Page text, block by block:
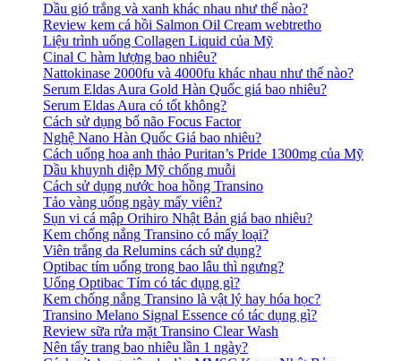
Dầu gió trắng và xanh khác nhau như thế nào?
Review kem cá hồi Salmon Oil Cream webtretho
Liệu trình uống Collagen Liquid của Mỹ
Cinal C hàm lượng bao nhiêu?
Nattokinase 2000fu và 4000fu khác nhau như thế nào?
Serum Eldas Aura Gold Hàn Quốc giá bao nhiêu?
Serum Eldas Aura có tốt không?
Cách sử dụng bổ não Focus Factor
Nghệ Nano Hàn Quốc Giá bao nhiêu?
Cách uống hoa anh thảo Puritan’s Pride 1300mg của Mỹ
Dầu khuynh diệp Mỹ chống muỗi
Cách sử dụng nước hoa hồng Transino
Tảo vàng uống ngày mấy viên?
Sụn vi cá mập Orihiro Nhật Bản giá bao nhiêu?
Kem chống nắng Transino có mấy loại?
Viên trắng da Relumins cách sử dụng?
Optibac tím uống trong bao lâu thì ngưng?
Uống Optibac Tím có tác dụng gì?
Kem chống nắng Transino là vật lý hay hóa học?
Transino Melano Signal Essence có tác dụng gì?
Review sữa rửa mặt Transino Clear Wash
Nên tẩy trang bao nhiêu lần 1 ngày?